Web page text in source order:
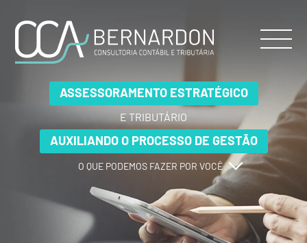
ASSESSORAMENTO ESTRATÉGICO
E TRIBUTÁRIO
AUXILIANDO O PROCESSO DE GESTÃO
O QUE PODEMOS FAZER POR VOCÊ
ASSESSORAMENTO ESTRATÉGICO
E TRIBUTÁRIO
AUXILIANDO O PROCESSO DE GESTÃO
O QUE PODEMOS FAZER POR VOCÊ
ASSESSORAMENTO ESTRATÉGICO
E TRIBUTÁRIO
AUXILIANDO O PROCESSO DE GESTÃO
O QUE PODEMOS FAZER POR VOCÊ